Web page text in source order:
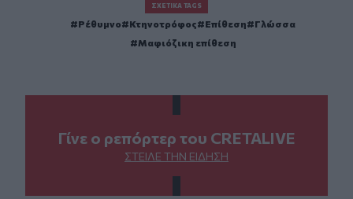
ΣΧΕΤΙΚΆ TAGS
Ρέθυμνο Κτηνοτρόφος Επίθεση
Γλώσσα
Μαφιόζικη επίθεση
Γίνε ο ρεπόρτερ του CRETALIVE
ΣΤΕΊΛΕ ΤΗΝ ΕΊΔΗΣΗ